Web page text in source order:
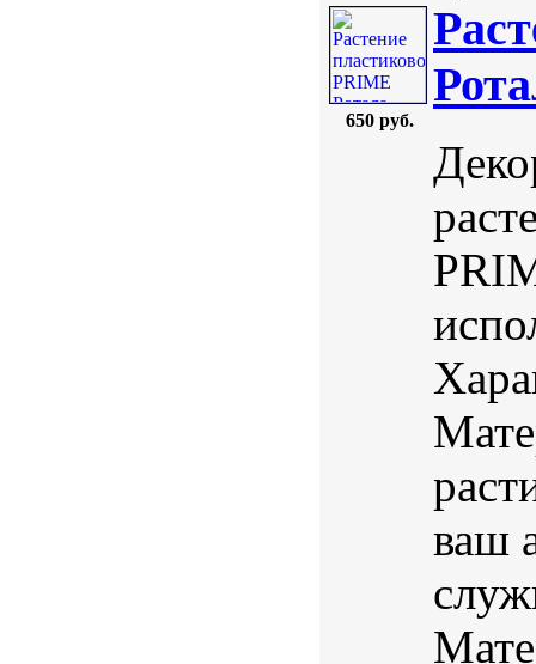
650 руб.
ваш